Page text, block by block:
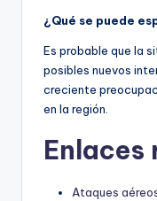
¿Qué se puede
Es probable que la
posibles nuevos
creciente
en la región.
Enlaces
Ataques